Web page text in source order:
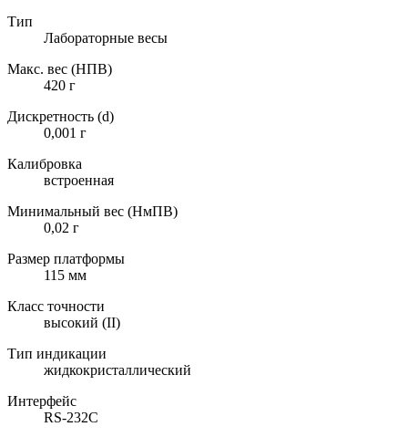
Тип
Лабораторные весы
Макс. вес (НПВ)
420 г
Дискретность (d)
0,001 г
Калибровка
встроенная
Минимальный вес (НмПВ)
0,02 г
Размер платформы
115 мм
Класс точности
высокий (II)
Тип индикации
жидкокристаллический
Интерфейс
RS-232C